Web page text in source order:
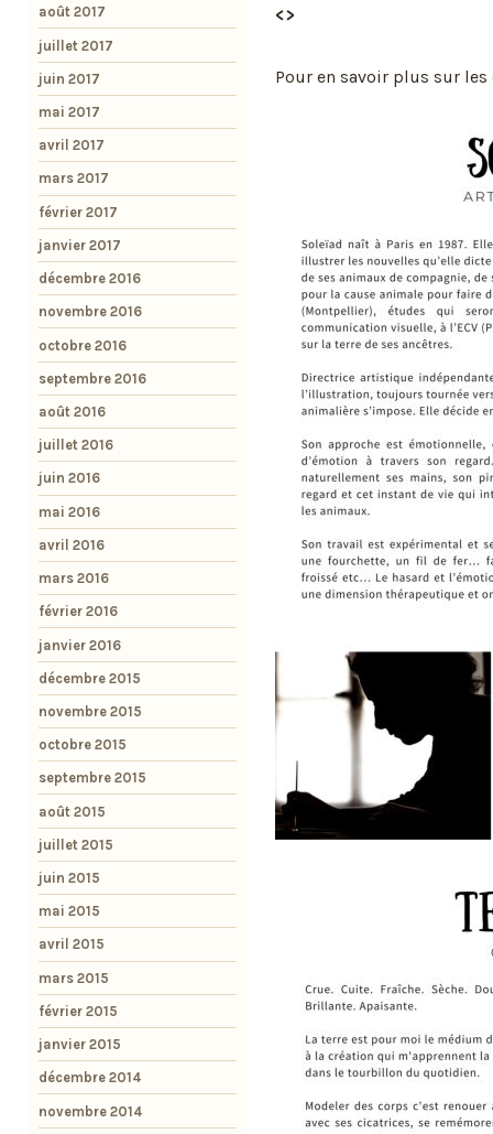
<>
Pour en savoir plus sur
août 2017
juillet 2017
juin 2017
mai 2017
avril 2017
mars 2017
février 2017
janvier 2017
décembre 2016
novembre 2016
octobre 2016
septembre 2016
août 2016
juillet 2016
juin 2016
mai 2016
avril 2016
mars 2016
février 2016
janvier 2016
décembre 2015
novembre 2015
octobre 2015
septembre 2015
août 2015
juillet 2015
juin 2015
mai 2015
avril 2015
mars 2015
février 2015
janvier 2015
décembre 2014
novembre 2014